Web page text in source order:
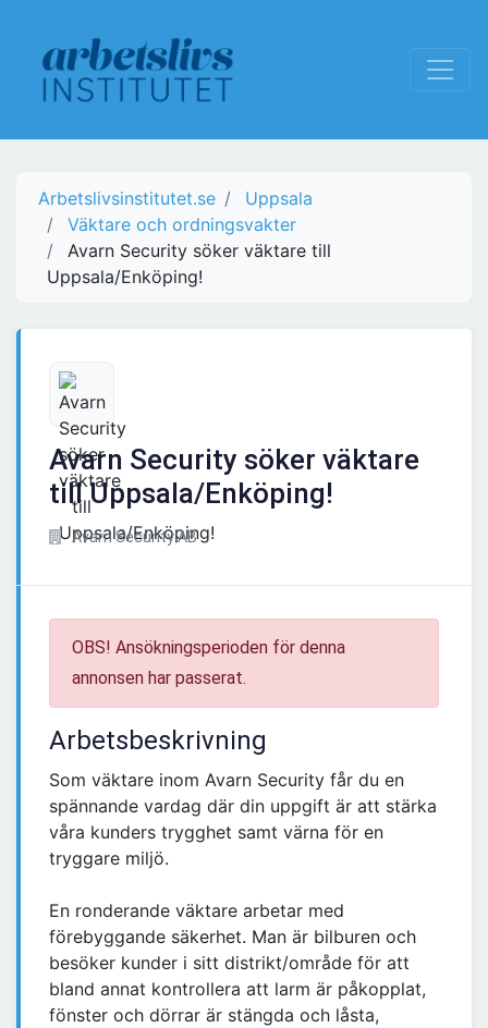
Arbetslivsinstitutet.se
Uppsala
Väktare och ordningsvakter
Avarn Security söker väktare till
Uppsala/Enköping!
Avarn Security söker väktare
till Uppsala/Enköping!
Avarn Security AB
OBS! Ansökningsperioden för denna
annonsen har passerat.
Arbetsbeskrivning
Som väktare inom Avarn Security får du en
spännande vardag där din uppgift är att stärka
våra kunders trygghet samt värna för en
tryggare miljö.
En ronderande väktare arbetar med
förebyggande säkerhet. Man är bilburen och
besöker kunder i sitt distrikt/område för att
bland annat kontrollera att larm är påkopplat,
fönster och dörrar är stängda och låsta,